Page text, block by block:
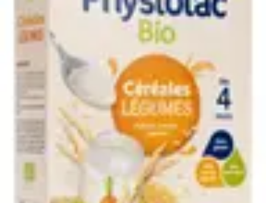
Nutrition Paléo
Santé et NutritionNutrition et Santé
Paleo Cuisine